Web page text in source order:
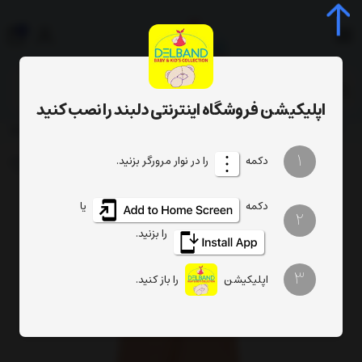
جستجوی محصول، دسته، برند...
اپلیکیشن فروشگاه اینترنتی دلبند را نصب کنید
1 دکمه را در نوار مرورگر بزنید.
2 دکمه
یا
را بزنید.
3 اپلیکیشن را باز کنید.